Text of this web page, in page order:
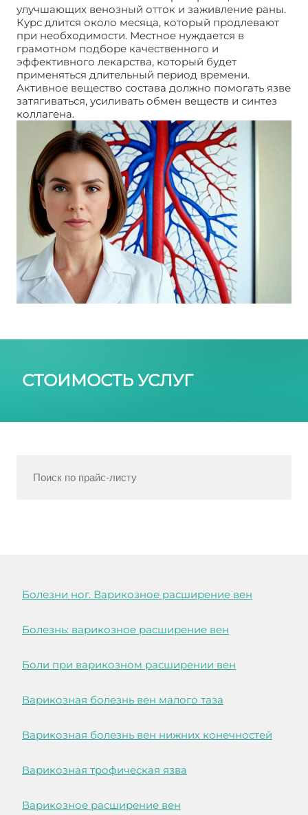
улучшающих венозный отток и заживление раны.
Курс длится около месяца, который продлевают
при необходимости. Местное нуждается в
грамотном подборе качественного и
эффективного лекарства, который будет
применяться длительный период времени.
Активное вещество состава должно помогать язве
затягиваться, усиливать обмен веществ и синтез
коллагена.
СТОИМОСТЬ УСЛУГ
Болезни ног. Варикозное расширение вен
Болезнь: варикозное расширение вен
Боли при варикозном расширении вен
Варикозная болезнь вен малого таза
Варикозная болезнь вен нижних конечностей
Варикозная трофическая язва
Варикозное расширение вен